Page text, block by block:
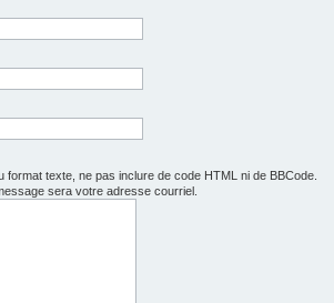
texte, ne pas inclure de code HTML ni de BBCode.
sera votre adresse courriel.